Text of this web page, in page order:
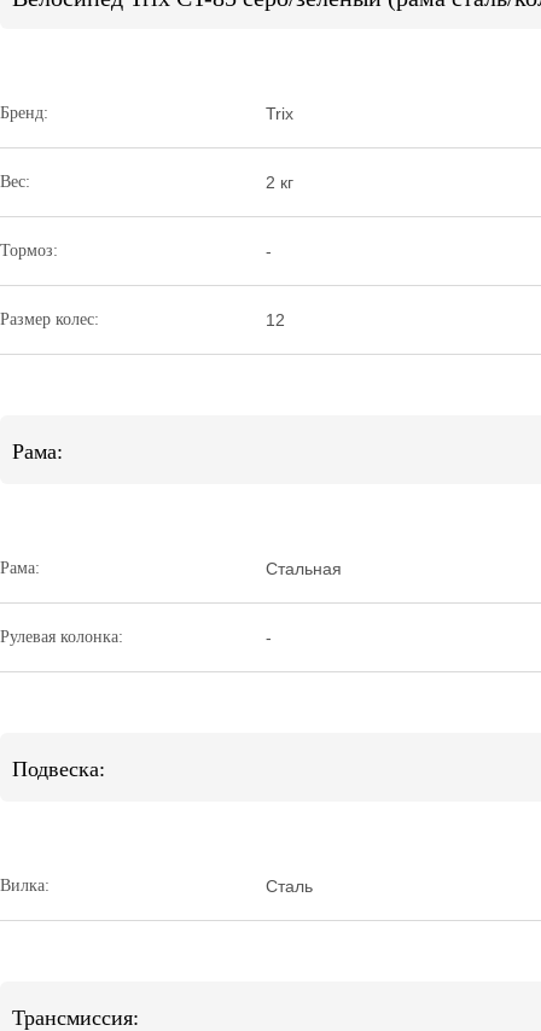
Бренд: Trix
Вес: 2 кг
Тормоз: -
Размер колес: 12
Рама:
Рама: Стальная
Рулевая колонка: -
Подвеска:
Вилка: Сталь
Трансмиссия: